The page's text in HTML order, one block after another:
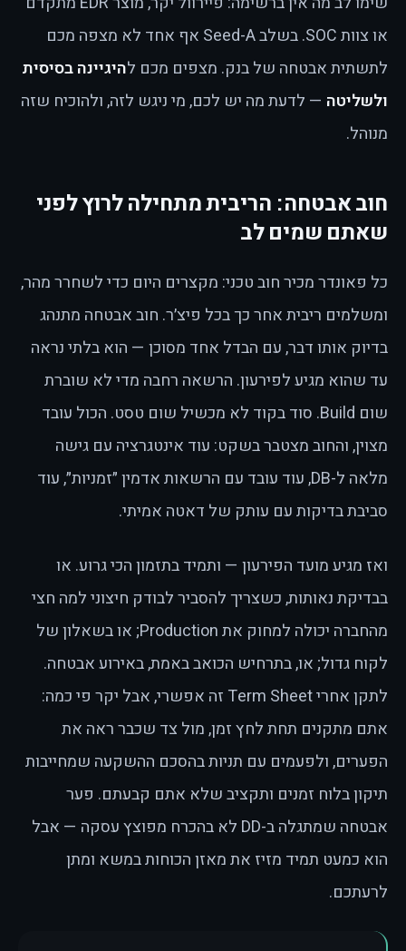
או צוות SOC. בשלב Seed-A אף אחד לא מצפה מכם
לתשתית אבטחה של בנק. מצפים מכם להיגיינה בסיסית
ולשליטה — לדעת מה יש לכם, מי ניגש לזה, ולהוכיח שזה
מנוהל.
חוב אבטחה: הריבית מתחילה לרוץ לפני
שאתם שמים לב
כל פאונדר מכיר חוב טכני: מקצרים היום כדי לשחרר מהר,
ומשלמים ריבית אחר כך בכל פיצ׳ר. חוב אבטחה מתנהג
בדיוק אותו דבר, עם הבדל אחד מסוכן — הוא בלתי נראה
עד שהוא מגיע לפירעון. הרשאה רחבה מדי לא שוברת
שום Build. סוד בקוד לא מכשיל שום טסט. הכול עובד
מצוין, והחוב מצטבר בשקט: עוד אינטגרציה עם גישה
מלאה ל-DB, עוד עובד עם הרשאות אדמין ״זמניות״, עוד
סביבת בדיקות עם עותק של דאטה אמיתי.
ואז מגיע מועד הפירעון — ותמיד בתזמון הכי גרוע. או
בבדיקת נאותות, כשצריך להסביר לבודק חיצוני למה חצי
מהחברה יכולה למחוק את Production; או בשאלון של
לקוח גדול; או, בתרחיש הכואב באמת, באירוע אבטחה.
לתקן אחרי Term Sheet זה אפשרי, אבל יקר פי כמה:
אתם מתקנים תחת לחץ זמן, מול צד שכבר ראה את
הפערים, ולפעמים עם תניות בהסכם ההשקעה שמחייבות
תיקון בלוח זמנים ותקציב שלא אתם קבעתם. פער
אבטחה שמתגלה ב-DD לא בהכרח מפוצץ עסקה — אבל
הוא כמעט תמיד מזיז את מאזן הכוחות במשא ומתן
לרעתכם.